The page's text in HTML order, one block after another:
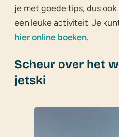
je met goede tips, dus
een leuke activiteit. Je
hier online boeken.
Scheur over het
jetski